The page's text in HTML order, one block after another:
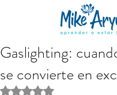
Gaslighting:
se convierte en
Obtuvo NaN de 5